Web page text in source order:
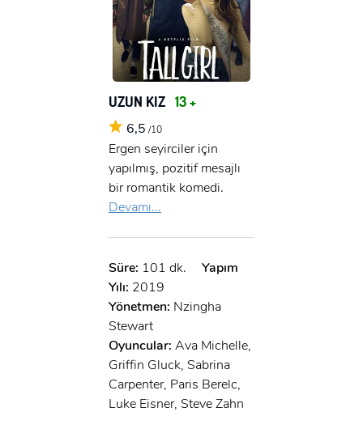
UZUN KIZ 13 +
6,5 /10
Ergen seyirciler için
yapılmış, pozitif mesajlı
bir romantik komedi.
Devamı...
Süre: 101 dk.
Yapım
Yılı: 2019
Yönetmen: Nzingha
Stewart
Oyuncular: Ava Michelle,
Griffin Gluck, Sabrina
Carpenter, Paris Berelc,
Luke Eisner, Steve Zahn